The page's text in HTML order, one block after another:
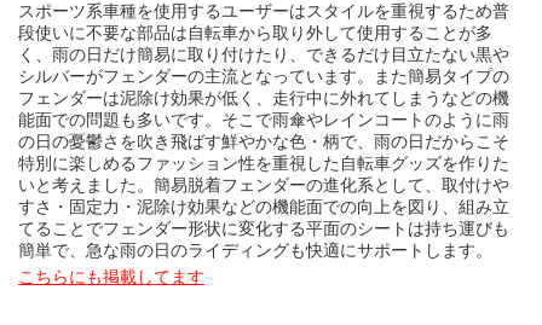
スポーツ系車種を使用するユーザーはスタイルを重視するため普
段使いに不要な部品は自転車から取り外して使用することが多
く、雨の日だけ簡易に取り付けたり、できるだけ目立たない黒や
シルバーがフェンダーの主流となっています。また簡易タイプの
フェンダーは泥除け効果が低く、走行中に外れてしまうなどの機
能面での問題も多いです。そこで雨傘やレインコートのように雨
の日の憂鬱さを吹き飛ばす鮮やかな色・柄で、雨の日だからこそ
特別に楽しめるファッション性を重視した自転車グッズを作りた
いと考えました。簡易脱着フェンダーの進化系として、取付けや
すさ・固定力・泥除け効果などの機能面での向上を図り、組み立
てることでフェンダー形状に変化する平面のシートは持ち運びも
簡単で、急な雨の日のライディングも快適にサポートします。
こちらにも掲載してます